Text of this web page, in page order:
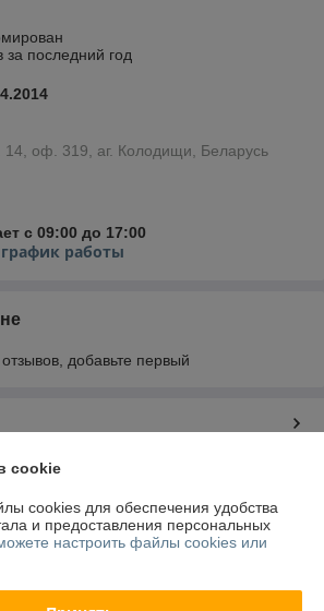
последний год
оф. 319, аг. Колодищи, Беларусь
с 09:00 до 17:00
работы
добавьте первый
cookie
cookies для обеспечения удобства
и предоставления персональных
настроить файлы cookies или